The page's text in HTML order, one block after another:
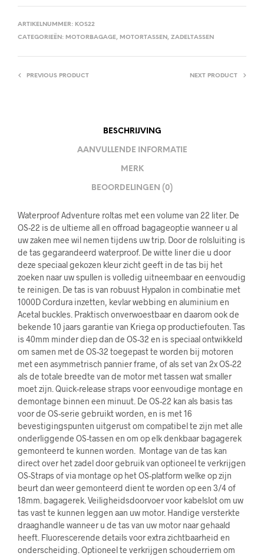
ARTIKELNUMMER: KOS22
CATEGORIEËN: MOTORBAGAGE, MOTORTASSEN, ZADELTASSEN
PREVIOUS PRODUCT NEXT PRODUCT
BESCHRIJVING
AANVULLENDE INFORMATIE
MERK
BEOORDELINGEN (0)
Waterproof Adventure roltas met een volume van 22 liter. De
OS-22 is de ultieme all en offroad bagageoptie wanneer u al
uw zaken mee wil nemen tijdens uw trip. Door de rolsluiting is
de tas gegarandeerd waterproof. De witte liner die u door
deze speciaal gekozen kleur zicht geeft in de tas bij het
zoeken naar uw spullen is volledig uitneembaar en eenvoudig
te reinigen. De tas is van robuust Hypalon in combinatie met
1000D Cordura inzetten, kevlar webbing en aluminium en
Acetal buckles. Praktisch onverwoestbaar en daarom ook de
bekende 10 jaars garantie van Kriega op productiefouten. Tas
is 40mm minder diep dan de OS-32 en is speciaal ontwikkeld
om samen met de OS-32 toegepast te worden bij motoren
met een asymmetrisch pannier frame, of als set van 2x OS-22
als de totale breedte van de motor met tassen wat smaller
moet zijn. Quick-release straps voor eenvoudige montage en
demontage binnen een minuut. De OS-22 kan als basis tas
voor de OS-serie gebruikt worden, en is met 16
bevestigingspunten uitgerust om compatibel te zijn met alle
onderliggende OS-tassen en om op elk denkbaar bagagerek
gemonteerd te kunnen worden. Montage van de tas kan
direct over het zadel door gebruik van optioneel te verkrijgen
OS-Straps of via montage op het OS-platform welke op zijn
beurt dan weer gemonteerd dient te worden op een 3/4 of
18mm. bagagerek. Veiligheidsdoorvoer voor kabelslot om uw
tas vast te kunnen leggen aan uw motor. Handige versterkte
draaghandle wanneer u de tas van uw motor naar gehaald
heeft. Fluorescerende details voor extra zichtbaarheid en
onderscheiding. Optioneel te verkrijgen schouderriem om